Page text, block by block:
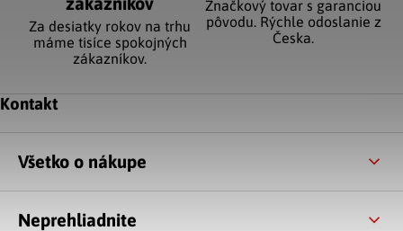
Za desiatky rokov na trhu
máme tisíce spokojných
zákazníkov.
Značkový tovar s garanciou
pôvodu. Rýchle odoslanie z
Česka.
Zápätie
Kontakt
Všetko o nákupe
Neprehliadnite